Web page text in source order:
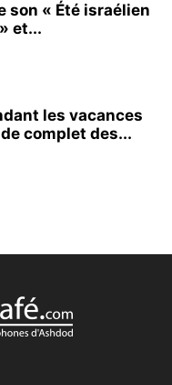
son « Été israélien
et...
les vacances
complet des...